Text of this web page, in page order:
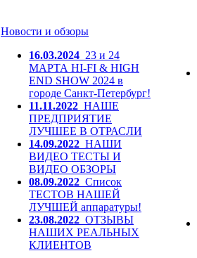
Новости и обзоры
16.03.2024 23 и 24
МАРТА HI-FI & HIGH
END SHOW 2024 в
городе Санкт-Петербург!
11.11.2022 НАШЕ
ПРЕДПРИЯТИЕ
ЛУЧШЕЕ В ОТРАСЛИ
14.09.2022 НАШИ
ВИДЕО ТЕСТЫ И
ВИДЕО ОБЗОРЫ
08.09.2022 Список
ТЕСТОВ НАШЕЙ
ЛУЧШЕЙ аппаратуры!
23.08.2022 ОТЗЫВЫ
НАШИХ РЕАЛЬНЫХ
КЛИЕНТОВ